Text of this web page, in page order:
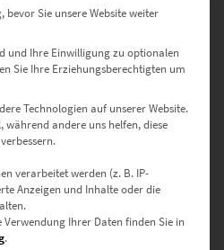
Sie unsere Website weiter
und Ihre Einwilligung zu optionalen
Sie Ihre Erziehungsberechtigten um
Technologien auf unserer Website.
während andere uns helfen, diese
verarbeitet werden (z. B. IP-
Anzeigen und Inhalte oder die
Ihrer Daten finden Sie in
.